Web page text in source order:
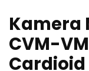
Kamera
CVM-
Cardioid